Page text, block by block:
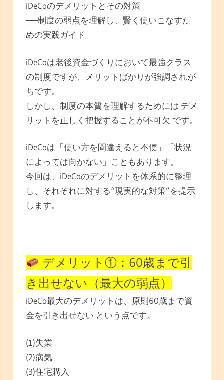
iDeCoのデメリットとその対策
──制度の弱点を理解し、賢く使いこなすた
めの実践ガイド
iDeCoは老後資金づくりにおいて最強クラス
の制度ですが、メリットばかりが強調されが
ちです。
しかし、制度の本質を理解するためには デメ
リットを正しく把握することが不可欠 です。
iDeCoは「使い方を間違えると不便」「状況
によっては向かない」こともあります。
今回は、iDeCoのデメリットを体系的に整理
し、それぞれに対する“現実的な対策”を提示
します。
デメリット①：60歳まで引
き出せない（最大の弱点）
iDeCo最大のデメリットは、原則60歳まで資
金を引き出せない という点です。
(1)失業
(2)病気
(3)住宅購入